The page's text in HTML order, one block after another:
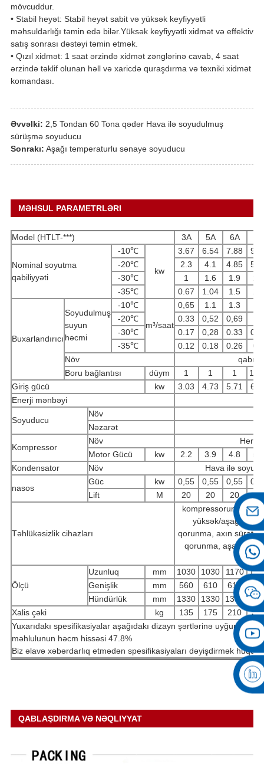
mövcuddur.
• Stabil heyət: Stabil heyət sabit və yüksək keyfiyyətli
məhsuldarlığı təmin edə bilər.Yüksək keyfiyyətli xidmət və effektiv
satış sonrası dəstəyi təmin etmək.
• Qızıl xidmət: 1 saat ərzində xidmət zənglərinə cavab, 4 saat
ərzində təklif olunan həll və xaricdə quraşdırma və texniki xidmət
komandası.
Əvvəlki: 2,5 Tondan 60 Tona qədər Hava ilə soyudulmuş
sürüşmə soyuducu
Sonrakı: Aşağı temperaturlu sənaye soyuducu
MƏHSUL PARAMETRLƏRI
Model (HTLT-***) 3A 5A 6A
Nominal soyutma
qabiliyyəti
-10℃
kw
3.67 6.54 7.88
-20℃
2.3 4.1 4.85
-30℃
1 1.6 1.9
-35℃
0.67 1.04 1.5
Buxarlandırıcı
Soyudulmuş
suyun
həcmi
-10℃
m³/saat
0,65 1.1 1.3
-20℃
0.33 0,52 0,69
-30℃
0.17 0,28 0.33
-35℃
0.12 0.18 0.26
Növ
qabıq
Boru bağlantısı
düym 1 1 1
1-
Giriş gücü
kw 3.03 4.73 5.71
Enerji mənbəyi
Soyuducu
Növ
Nəzarət
Kompressor
Növ
Motor Gücü
kw 2.2 3.9 4.8
Kondensator
Növ Hava ilə
nasos
Güc kw 0,55 0,55 0,55
Lift
M 20 20 20 20
Təhlükəsizlik cihazları
kompressorun daxili
yüksək/aşağı
qorunma, axın
qorunma, aşağı
Ölçü
Uzunluq mm 1030 1030 1170
Genişlik
mm 560 610 610
Hündürlük
mm 1330 1330 1390
Xalis çəki
kg 135 175 210
Yuxarıdakı spesifikasiyalar aşağıdakı dizayn şərtlərinə
məhlulunun həcm hissəsi 47.8%
Biz əlavə xəbərdarlıq etmədən spesifikasiyaları dəyişdirmək
QABLAŞDIRMA VƏ NƏQLIYYAT